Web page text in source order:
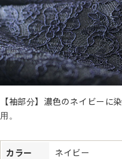
【袖部分】濃色のネイビーに
用。
カラー ネイビー